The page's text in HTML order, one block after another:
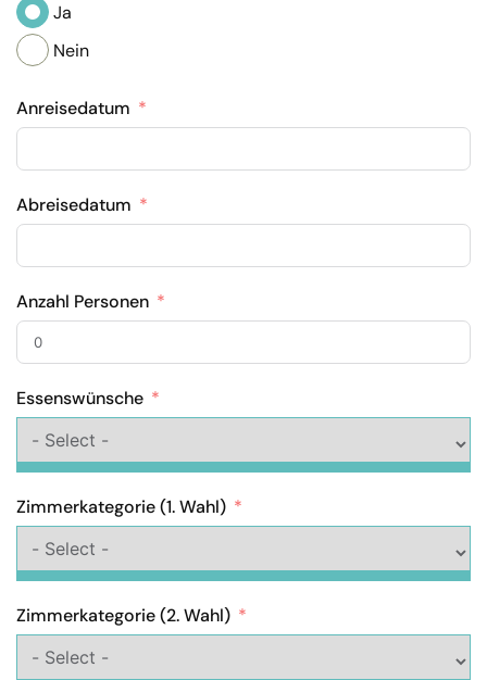
Ja
Nein
Anreisedatum
Abreisedatum
Anzahl Personen
Essenswünsche
Zimmerkategorie (1. Wahl)
Zimmerkategorie (2. Wahl)